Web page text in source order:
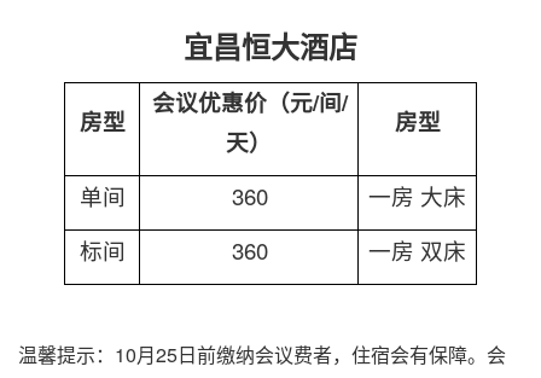
宜昌恒大酒店
房型
会议优惠价（元/间/
天）
房型
单间 360 一房 大床
标间 360 一房 双床
温馨提示：10月25日前缴纳会议费者，住宿会有保障。会